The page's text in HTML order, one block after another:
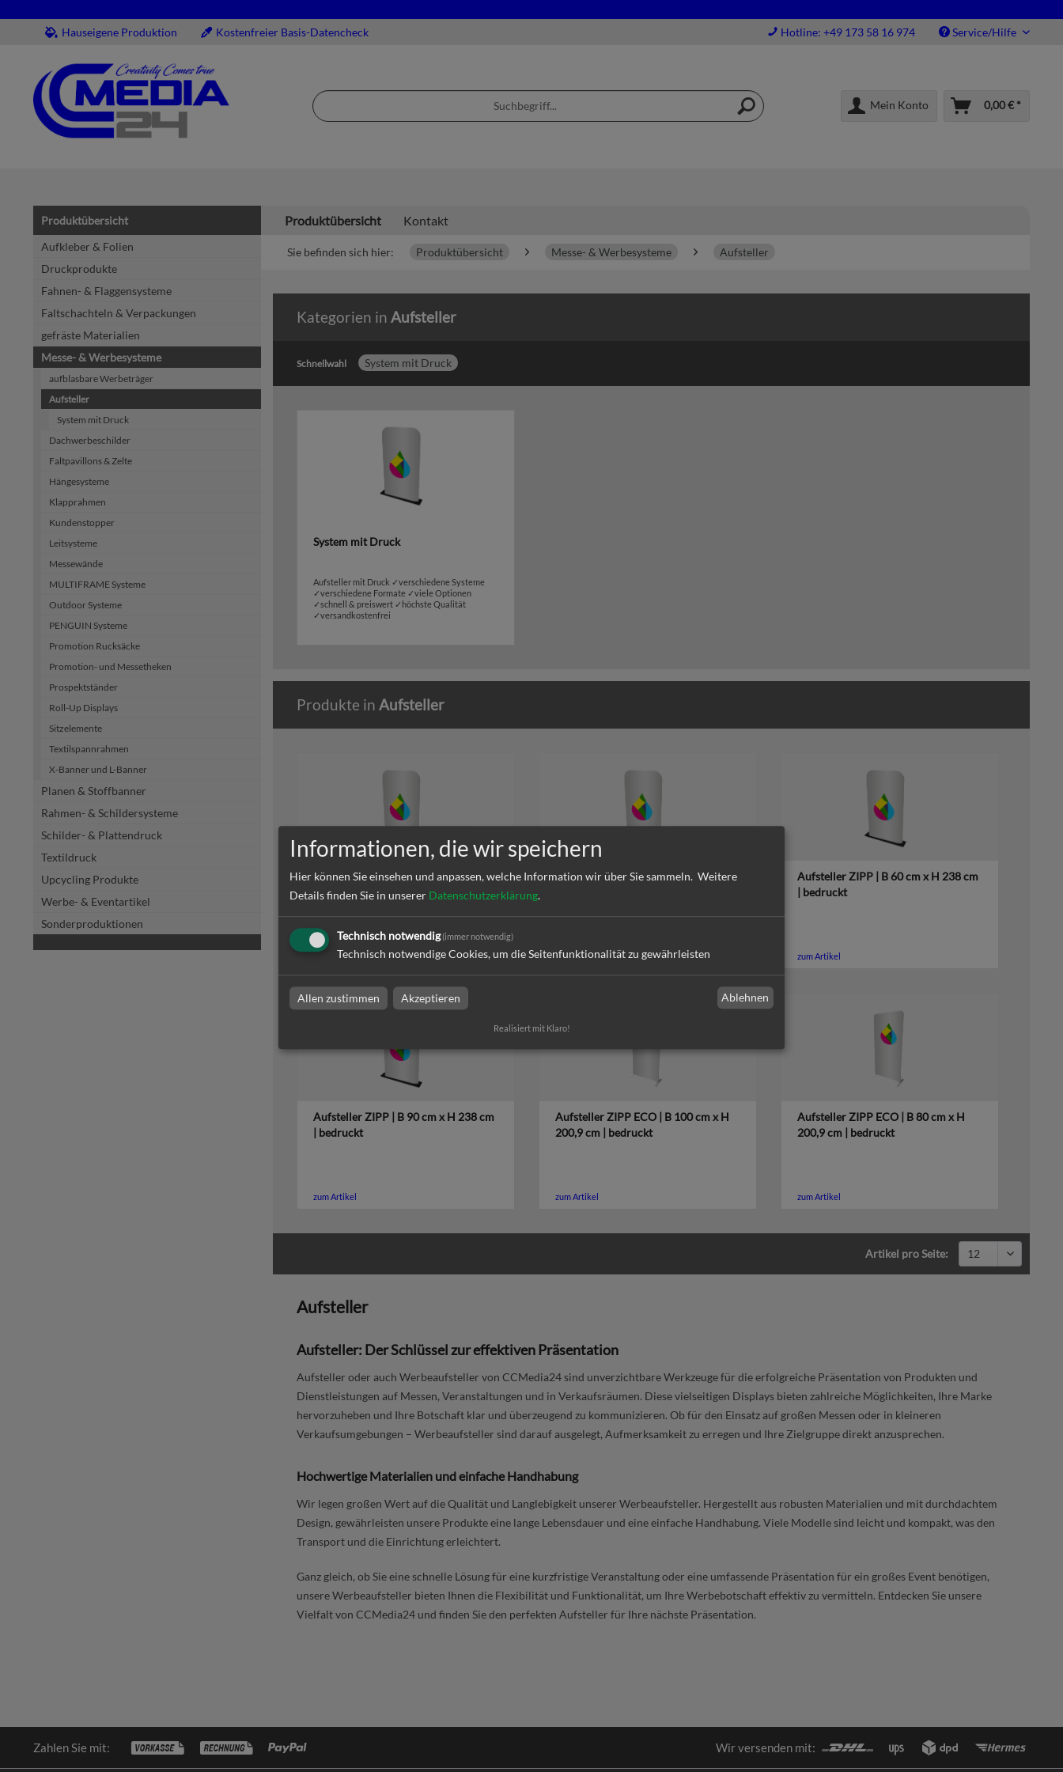
Hauseigene Produktion Kostenfreier Basis-Datencheck Hotline: +49 173 58 16 974 Service/Hilfe
Mein Konto 0,00 € *
Produktübersicht
Aufkleber & Folien
Druckprodukte
Fahnen- & Flaggensysteme
Faltschachteln & Verpackungen
gefräste Materialien
Messe- & Werbesysteme
aufblasbare Werbeträger
Aufsteller
System mit Druck
Dachwerbeschilder
Faltpavillons & Zelte
Hängesysteme
Klapprahmen
Kundenstopper
Leitsysteme
Messewände
MULTIFRAME Systeme
Outdoor Systeme
PENGUIN Systeme
Promotion Rucksäcke
Promotion- und Messetheken
Prospektständer
Roll-Up Displays
Sitzelemente
Textilspannrahmen
X-Banner und L-Banner
Planen & Stoffbanner
Rahmen- & Schildersysteme
Schilder- & Plattendruck
Textildruck
Upcycling Produkte
Werbe- & Eventartikel
Sonderproduktionen
Produktübersicht Kontakt
Sie befinden sich hier: Produktübersicht Messe- & Werbesysteme Aufsteller
Kategorien in Aufsteller
Schnellwahl System mit Druck
System mit Druck
Aufsteller mit Druck ✓verschiedene Systeme
✓verschiedene Formate ✓viele Optionen
✓schnell & preiswert ✓höchste Qualität
✓versandkostenfrei
Produkte in Aufsteller
Aufsteller ZIPP | B 120 cm x H 238
cm | bedruckt
zum Artikel
Aufsteller ZIPP | B 150 cm x H 238
zum Artikel
Aufsteller ZIPP | B 60 cm x H 238 cm
| bedruckt
zum Artikel
Aufsteller ZIPP | B 90 cm x H 238 cm
| bedruckt
zum Artikel
Aufsteller ZIPP ECO | B 100 cm x H
200,9 cm | bedruckt
zum Artikel
Aufsteller ZIPP ECO | B 80 cm x H
200,9 cm | bedruckt
zum Artikel
Artikel pro Seite:
Aufsteller
Aufsteller: Der Schlüssel zur effektiven Präsentation
Aufsteller oder auch Werbeaufsteller von CCMedia24 sind unverzichtbare Werkzeuge für die erfolgreiche Präsentation von Produkten und
Dienstleistungen auf Messen, Veranstaltungen und in Verkaufsräumen. Diese vielseitigen Displays bieten zahlreiche Möglichkeiten, Ihre Marke
hervorzuheben und Ihre Botschaft klar und überzeugend zu kommunizieren. Ob für den Einsatz auf großen Messen oder in kleineren
Verkaufsumgebungen – Werbeaufsteller sind darauf ausgelegt, Aufmerksamkeit zu erregen und Ihre Zielgruppe direkt anzusprechen.
Hochwertige Materialien und einfache Handhabung
Wir legen großen Wert auf die Qualität und Langlebigkeit unserer Werbeaufsteller. Hergestellt aus robusten Materialien und mit durchdachtem
Design, gewährleisten unsere Produkte eine lange Lebensdauer und eine einfache Handhabung. Viele Modelle sind leicht und kompakt, was den
Transport und die Einrichtung erleichtert.
Ganz gleich, ob Sie eine schnelle Lösung für eine kurzfristige Veranstaltung oder eine umfassende Präsentation für ein großes Event benötigen,
unsere Werbeaufsteller bieten Ihnen die Flexibilität und Funktionalität, um Ihre Werbebotschaft effektiv zu vermitteln. Entdecken Sie unsere
Vielfalt von CCMedia24 und finden Sie den perfekten Aufsteller für Ihre nächste Präsentation.
Zahlen Sie mit: Wir versenden mit:
Informationen, die wir speichern
Hier können Sie einsehen und anpassen, welche Information wir über Sie sammeln. Weitere
Details finden Sie in unserer Datenschutzerklärung.
Technisch notwendig(immer notwendig)
Technisch notwendige Cookies, um die Seitenfunktionalität zu gewährleisten
Allen zustimmen Akzeptieren Ablehnen
Realisiert mit Klaro!